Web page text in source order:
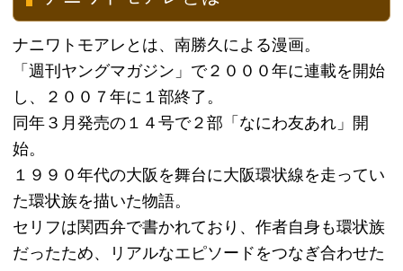
に出してくださったお客様に
買取金額をさらに３０％アップさせて頂くキャンペ
ーンを行っております！！！
本買取アローズのご利用が初めての方も、迷われて
いる方も
ぜひともこのキャンペーン中にご利用ください！！
（上記に表示しております買取価格は、キャンペー
当日集荷も可能！！